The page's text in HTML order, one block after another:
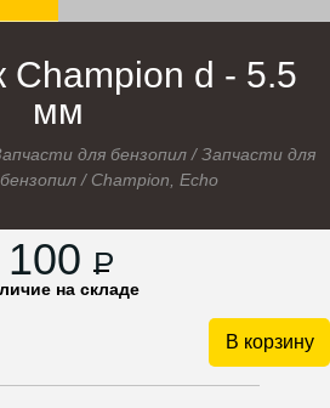
Champion d - 5.5
мм
для бензопил /Запчасти для
/ Champion, Echo
100 P
на складе
В корзину